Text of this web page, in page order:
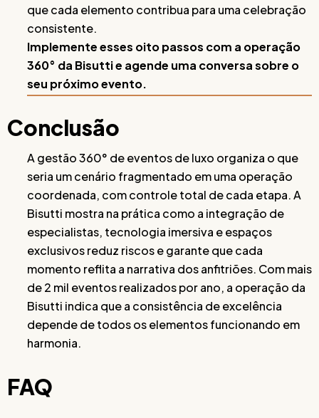
que cada elemento contribua para uma celebração
consistente.
Implemente esses oito passos com a operação
360° da Bisutti e agende uma conversa sobre o
seu próximo evento.
Conclusão
A gestão 360° de eventos de luxo organiza o que
seria um cenário fragmentado em uma operação
coordenada, com controle total de cada etapa. A
Bisutti mostra na prática como a integração de
especialistas, tecnologia imersiva e espaços
exclusivos reduz riscos e garante que cada
momento reflita a narrativa dos anfitriões. Com mais
de 2 mil eventos realizados por ano, a operação da
Bisutti indica que a consistência de excelência
depende de todos os elementos funcionando em
harmonia.
FAQ